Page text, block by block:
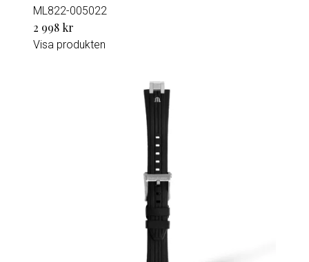
ML822-005022
2 998 kr
Visa produkten